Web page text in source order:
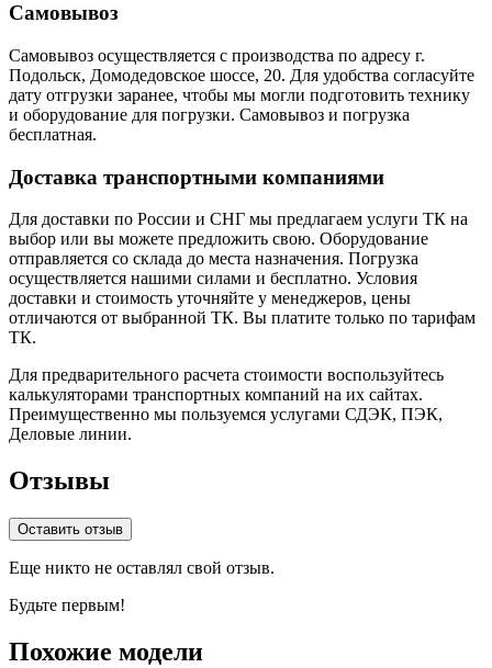
Самовывоз
Самовывоз осуществляется с производства по адресу г.
Подольск, Домодедовское шоссе, 20. Для удобства согласуйте
дату отгрузки заранее, чтобы мы могли подготовить технику
и оборудование для погрузки. Самовывоз и погрузка
бесплатная.
Доставка транспортными компаниями
Для доставки по России и СНГ мы предлагаем услуги ТК на
выбор или вы можете предложить свою. Оборудование
отправляется со склада до места назначения. Погрузка
осуществляется нашими силами и бесплатно. Условия
доставки и стоимость уточняйте у менеджеров, цены
отличаются от выбранной ТК. Вы платите только по тарифам
ТК.
Для предварительного расчета стоимости воспользуйтесь
калькуляторами транспортных компаний на их сайтах.
Преимущественно мы пользуемся услугами СДЭК, ПЭК,
Деловые линии.
Отзывы
Оставить отзыв
Еще никто не оставлял свой отзыв.
Будьте первым!
Похожие модели